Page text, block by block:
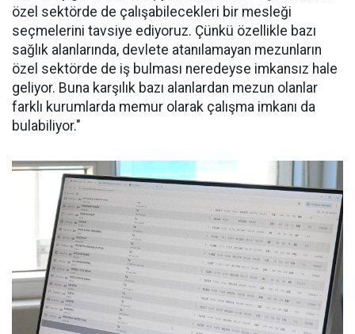
özel sektörde de çalışabilecekleri bir mesleği
seçmelerini tavsiye ediyoruz. Çünkü özellikle bazı
sağlık alanlarında, devlete atanılamayan mezunların
özel sektörde de iş bulması neredeyse imkansız hale
geliyor. Buna karşılık bazı alanlardan mezun olanlar
farklı kurumlarda memur olarak çalışma imkanı da
bulabiliyor."